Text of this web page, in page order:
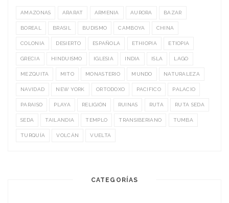
AMAZONAS ARARAT ARMENIA AURORA BAZAR
BOREAL BRASIL BUDISMO CAMBOYA CHINA
COLONIA DESIERTO ESPAÑOLA ETHIOPIA ETIOPIA
GRECIA HINDUISMO IGLESIA INDIA ISLA LAGO
MEZQUITA MITO MONASTERIO MUNDO NATURALEZA
NAVIDAD NEW YORK ORTODOXO PACIFICO PALACIO
PARAISO PLAYA RELIGIÓN RUINAS RUTA RUTA SEDA
SEDA TAILANDIA TEMPLO TRANSIBERIANO TUMBA
TURQUÍA VOLCÁN VUELTA
CATEGORÍAS